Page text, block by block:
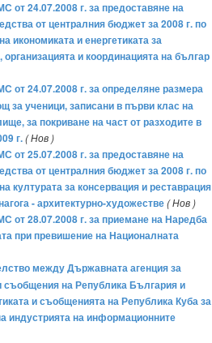
от 24.07.2008 г. за предоставяне на
от централния бюджет за 2008 г. по
икономиката и енергетиката за
и координацията на българ
от 24.07.2008 г. за определяне размера
за ученици, записани в първи клас на
за покриване на част от разходите в
г.( Нов )
от 25.07.2008 г. за предоставяне на
от централния бюджет за 2008 г. по
културата за консервация и реставрация
- архитектурно-художестве( Нов )
от 28.07.2008 г. за приемане на Наредба
при превишение на Националната
между Държавната агенция за
на Република България и
и съобщенията на Република Куба за
индустрията на информационните